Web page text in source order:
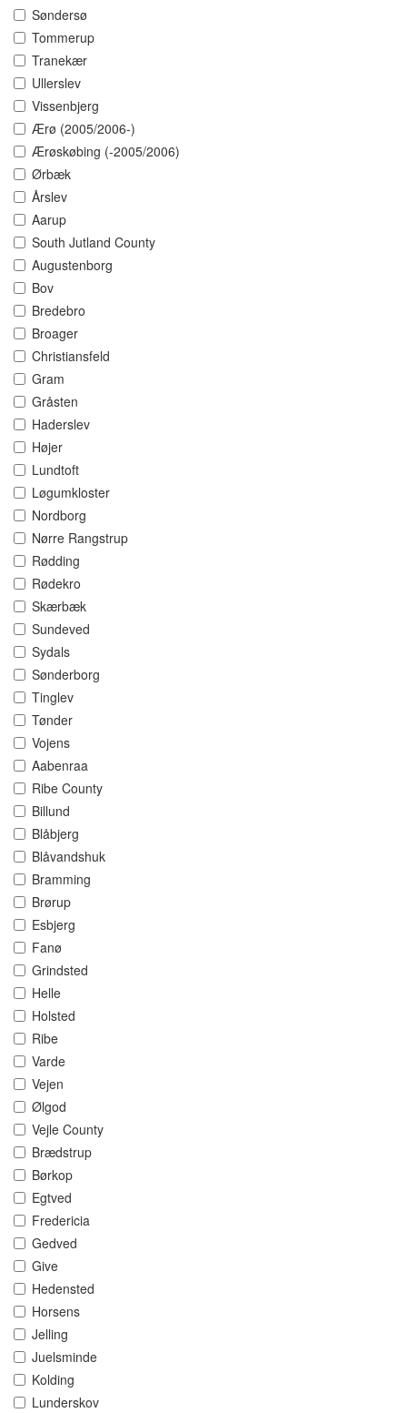
Søndersø
Tommerup
Tranekær
Ullerslev
Vissenbjerg
Ærø (2005/2006-)
Ærøskøbing (-2005/2006)
Ørbæk
Årslev
Aarup
South Jutland County
Augustenborg
Bov
Bredebro
Broager
Christiansfeld
Gram
Gråsten
Haderslev
Højer
Lundtoft
Løgumkloster
Nordborg
Nørre Rangstrup
Rødding
Rødekro
Skærbæk
Sundeved
Sydals
Sønderborg
Tinglev
Tønder
Vojens
Aabenraa
Ribe County
Billund
Blåbjerg
Blåvandshuk
Bramming
Brørup
Esbjerg
Fanø
Grindsted
Helle
Holsted
Ribe
Varde
Vejen
Ølgod
Vejle County
Brædstrup
Børkop
Egtved
Fredericia
Gedved
Give
Hedensted
Horsens
Jelling
Juelsminde
Kolding
Lunderskov